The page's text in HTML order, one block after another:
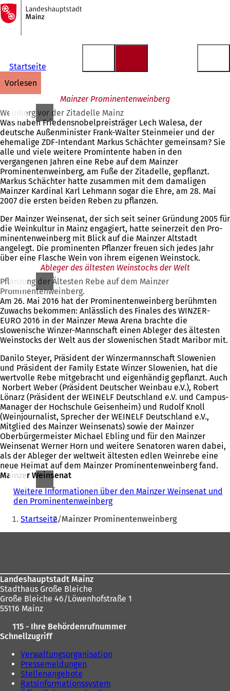
Inhalt anspringen
Zur
Startseite
Startseite
vorlesen
Mainzer Prominentenweinberg
Weinberg vor der Zitadelle Mainz
Was haben Friedensnobelpreisträger Lech Walesa, der
deutsche Außenminister Frank-Walter Steinmeier und der
ehemalige ZDF-Intendant Mar­kus Schäch­ter gemeinsam? Sie
alle und viele weitere Promintente haben in den
vergangenen Jahren eine Rebe auf dem Mainzer
Prominentenweinberg, am Fuße der Zitadelle, gepflanzt.
Markus Schächter hatte zusammen mit dem damaligen
Mainzer Kardinal Karl Lehmann sogar die Eh­re, am 28. Mai
2007 die er­sten bei­den Re­ben zu pflan­zen.
Der Mainzer Weinsenat, der sich seit seiner Gründung 2005 für
die Weinkultur in Mainz engagiert, hatte seinerzeit den Pro­
mi­nen­ten­wein­berg mit Blick auf die Mainzer Altstadt
angelegt. Die prominenten Pflanzer freuen sich je­des Jahr
über ei­ne Fla­sche Wein von ih­rem ei­ge­nen Wein­stock.
Ableger des ältesten Weinstocks der Welt
Pflanzung der Ältesten Rebe auf dem Mainzer
Prominentenweinberg.
Am 26. Mai 2016 hat der Prominentenweinberg berühmten
Zuwachs bekommen: Anlässlich des Finales des WINZER-
EURO 2016 in der Mainzer Mewa Arena brachte die
slowenische Winzer-Mannschaft einen Ableger des ältesten
Weinstocks der Welt aus der slowenischen Stadt Maribor mit.
Danilo Steyer, Präsident der Winzermannschaft Slowenien
und Präsident der Family Estate Winzer Slowenien, hat die
wertvolle Rebe mitgebracht und eigenhändig gepflanzt. Auch
Norbert Weber (Präsident Deutscher Weinbau e.V.), Robert
Lönarz (Präsident der WEINELF Deutschland e.V. und Campus-
Manager der Hochschule Geisenheim) und Rudolf Knoll
(Weinjournalist, Sprecher der WEINELF Deutschland e.V.,
Mitglied des Mainzer Weinsenats) sowie der Mainzer
Oberbürgermeister Michael Ebling und für den Mainzer
Weinsenat Werner Horn und weitere Senatoren waren dabei,
als der Ableger der weltweit ältesten edlen Weinrebe eine
neue Heimat auf dem Mainzer Prominentenweinberg fand.
Mainzer Weinsenat
Weitere Informationen über den Mainzer Weinsenat und
den Prominentenweinberg(
f
f
i
m
u
Sie
befinden
Startseite Mainzer Prominentenweinberg
Landeshauptstadt Mainz
Stadthaus Große Bleiche
Große Bleiche 46/Löwenhofstraße 1
55116 Mainz
115 - Ihre Behördenrufnummer
Schnellzugriff
Verwaltungsorganisation
Pressemeldungen
Stellenangebote
Ratsinformationssystem